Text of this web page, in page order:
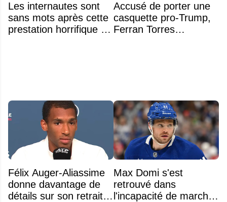
Les internautes sont
sans mots après cette
prestation horrifique de
Accusé de porter une
casquette pro-Trump,
Ferran Torres
Félix Auger-Aliassime
donne davantage de
détails sur son retrait
Max Domi s'est
retrouvé dans
l'incapacité de marcher